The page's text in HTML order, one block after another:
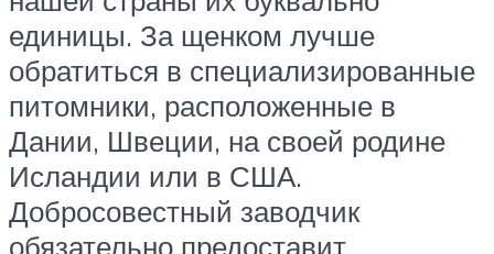
единицы. За щенком лучше
обратиться в специализированные
питомники, расположенные в
Дании, Швеции, на своей родине
Исландии или в США.
Добросовестный заводчик
обязательно предоставит